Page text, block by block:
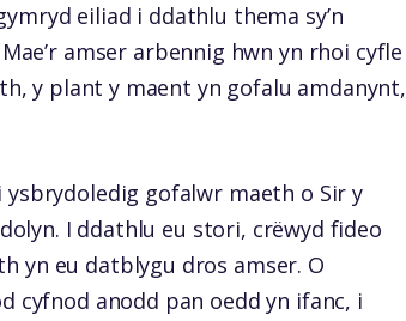
eiliad i ddathlu thema sy’n
amser arbennig hwn yn rhoi cyfle
y plant y maent yn gofalu amdanynt,
gofalwr maeth o Sir y
I ddathlu eu stori, crëwyd fideo
yn eu datblygu dros amser. O
cyfnod anodd pan oedd yn ifanc, i